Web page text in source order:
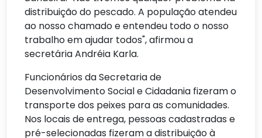
distribuição do pescado. A população atendeu
ao nosso chamado e entendeu todo o nosso
trabalho em ajudar todos", afirmou a
secretária Andréia Karla.
Funcionários da Secretaria de
Desenvolvimento Social e Cidadania fizeram o
transporte dos peixes para as comunidades.
Nos locais de entrega, pessoas cadastradas e
pré-selecionadas fizeram a distribuição à